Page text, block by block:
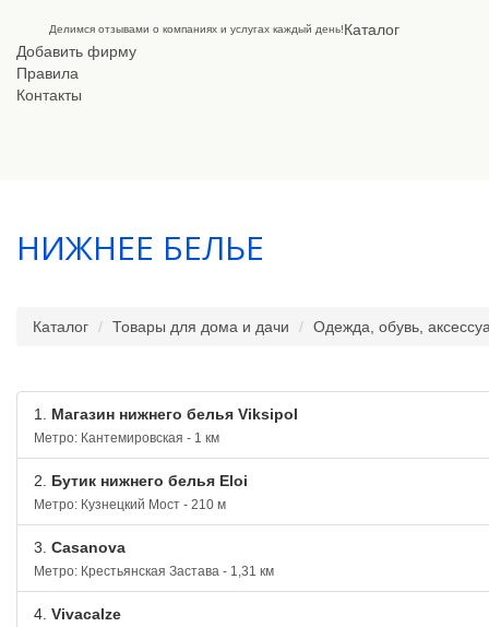
Делимся отзывами о компаниях и услугах каждый день!Каталог
Добавить фирму
Правила
Контакты
НИЖНЕЕ БЕЛЬЕ
Каталог Товары для дома и дачи Одежда, обувь,
1. Магазин нижнего белья Viksipol
Метро: Кантемировская - 1 км
2. Бутик нижнего белья Eloi
Метро: Кузнецкий Мост - 210 м
3. Casanova
Метро: Крестьянская Застава - 1,31 км
4. Vivacalze